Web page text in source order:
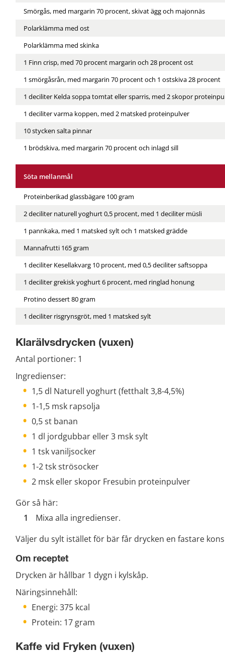
Smörgås, med margarin 70 procent, skivat ägg och majonnäs
Polarklämma med ost
Polarklämma med skinka
1 Finn crisp, med 70 procent margarin och 28 procent ost
1 smörgåsrån, med margarin 70 procent och 1 ostskiva 28 procent
1 deciliter Kelda soppa tomtat eller sparris, med 2 skopor
1 deciliter varma koppen, med 2 matsked proteinpulver
10 stycken salta pinnar
1 brödskiva, med margarin 70 procent och inlagd sill
Söta mellanmål
Proteinberikad glassbägare 100 gram
2 deciliter naturell yoghurt 0,5 procent, med 1 deciliter müsli
1 pannkaka, med 1 matsked sylt och 1 matsked grädde
Mannafrutti 165 gram
1 deciliter Kesellakvarg 10 procent, med 0,5 deciliter saftsoppa
1 deciliter grekisk yoghurt 6 procent, med ringlad honung
Protino dessert 80 gram
1 deciliter risgrynsgröt, med 1 matsked sylt
Klarälvsdrycken (vuxen)
Antal portioner: 1
Ingredienser:
1,5 dl Naturell yoghurt (fetthalt 3,8-4,5%)
1-1,5 msk rapsolja
0,5 st banan
1 dl jordgubbar eller 3 msk sylt
1 tsk vaniljsocker
1-2 tsk strösocker
2 msk eller skopor Fresubin proteinpulver
Gör så här:
Mixa alla ingredienser.
Väljer du sylt istället för bär får drycken en fastare
Om receptet
Drycken är hållbar 1 dygn i kylskåp.
Näringsinnehåll:
Energi: 375 kcal
Protein: 17 gram
Kaffe vid Fryken (vuxen)